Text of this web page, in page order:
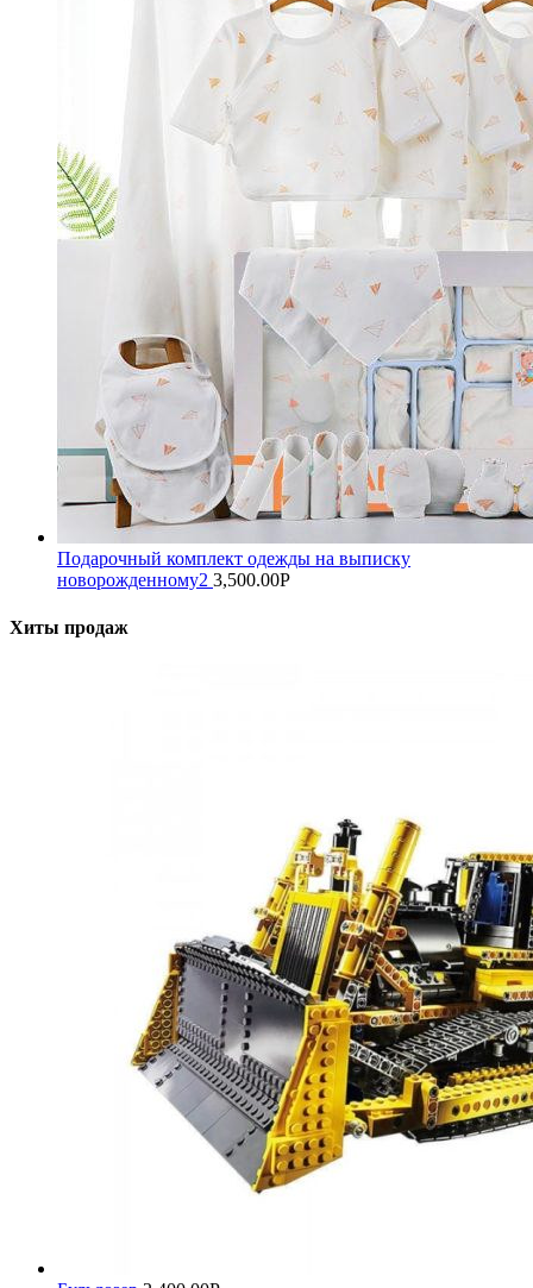
Подарочный комплект одежды на выписку
новорожденному2 3,500.00Р
Хиты продаж